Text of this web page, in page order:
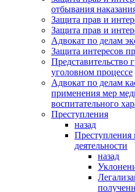
отбывания
Защита прав и
Защита прав и
Адвокат по делам
Защита интересов
Представительство
уголовном процессе
Адвокат по делам
применения мер
воспитательного
Преступления
назад
Преступления
деятельности
назад